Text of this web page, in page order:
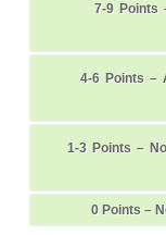
7-9 Points
4-6 Points –
1-3 Points –
0 Points –